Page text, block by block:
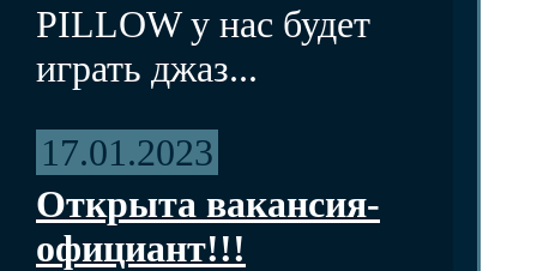
PILLOW у нас будет
играть джаз...
17.01.2023
Открыта вакансия-
официант!!!